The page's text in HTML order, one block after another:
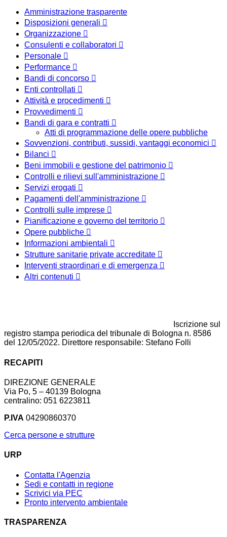
Amministrazione trasparente
Disposizioni generali
Organizzazione
Consulenti e collaboratori
Personale
Performance
Bandi di concorso
Enti controllati
Attività e procedimenti
Provvedimenti
Bandi di gara e contratti
Atti di programmazione delle opere pubbliche
Sovvenzioni, contributi, sussidi, vantaggi economici
Bilanci
Beni immobili e gestione del patrimonio
Controlli e rilievi sull'amministrazione
Servizi erogati
Pagamenti dell'amministrazione
Controlli sulle imprese
Pianificazione e governo del territorio
Opere pubbliche
Informazioni ambientali
Strutture sanitarie private accreditate
Interventi straordinari e di emergenza
Altri contenuti
Iscrizione sul
registro stampa periodica del tribunale di Bologna n. 8586
del 12/05/2022. Direttore responsabile: Stefano Folli
RECAPITI
DIREZIONE GENERALE
Via Po, 5 – 40139 Bologna
centralino: 051 6223811
P.IVA 04290860370
Cerca persone e strutture
URP
Contatta l'Agenzia
Sedi e contatti in regione
Scrivici via PEC
Pronto intervento ambientale
TRASPARENZA